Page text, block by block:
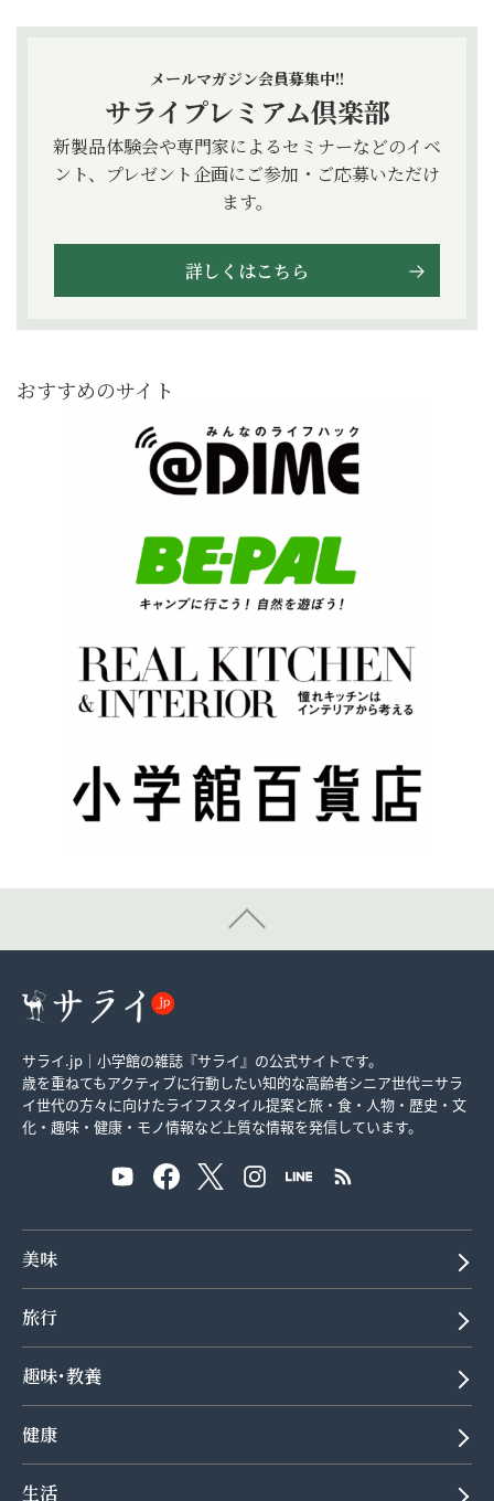
メールマガジン会員募集中!!
サライプレミアム倶楽部
新製品体験会や専門家によるセミナーなどのイベ
ント、プレゼント企画にご参加・ご応募いただけ
ます。
詳しくはこちら
おすすめのサイト
サライ.jp｜小学館の雑誌『サライ』の公式サイトです。
歳を重ねてもアクティブに行動したい知的な高齢者シニア世代＝サラ
イ世代の方々に向けたライフスタイル提案と旅・食・人物・歴史・文
化・趣味・健康・モノ情報など上質な情報を発信しています。
美味
旅行
趣味･教養
健康
生活